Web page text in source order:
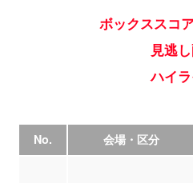
ボックススコ
見逃
ハイ
No. 会場・区分